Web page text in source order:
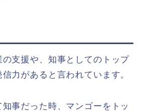
支援や、知事としてのトップ
力があると言われています。
事だった時、マンゴーをトッ